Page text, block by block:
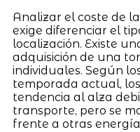
Analizar el coste de la
exige diferenciar el
localización. Existe
adquisición de una
individuales. Según
temporada actual,
tendencia al alza
transporte, pero se
frente a otras